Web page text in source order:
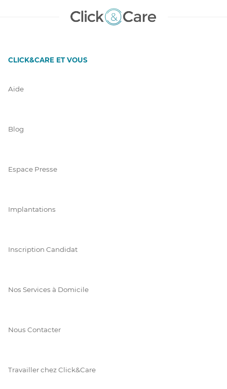
CLICK&CARE ET VOUS
Aide
Blog
Espace Presse
Implantations
Inscription Candidat
Nos Services à Domicile
Nous Contacter
Travailler chez Click&Care